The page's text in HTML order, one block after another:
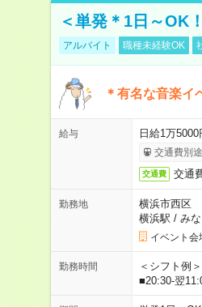
＜単発＊1日～OK
アルバイト 職種未経験OK
＊有名な音楽イ
給与 日給1万
交通費別
交通費 交通
勤務地
横浜市西区
横浜駅 / み
イベント会
勤務時間
＜シフト例
■20:30-翌